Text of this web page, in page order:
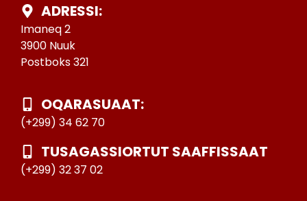
ADRESSI:
Imaneq 2
3900 Nuuk
Postboks 321
OQARASUAAT:
(+299) 34 62 70
TUSAGASSIORTUT SAAFFISSAAT
(+299) 32 37 02